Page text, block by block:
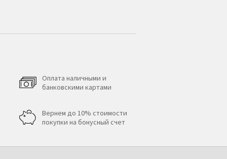
Оплата наличными и
банковскими картами
Вернем до 10% стоимости
покупки на бонусный счет